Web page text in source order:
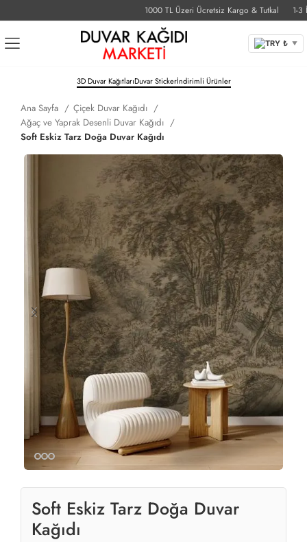
1000 TL Üzeri Ücretsiz Kargo & Tutkal 1-3 İş
TRY ₺ ▼
3D Duvar KağıtlarıDuvar Stickerİndirimli Ürünler
Ana Sayfa
Çiçek Duvar Kağıdı
Ağaç ve Yaprak Desenli Duvar Kağıdı
Soft Eskiz Tarz Doğa Duvar Kağıdı
Soft Eskiz Tarz Doğa Duvar
Kağıdı